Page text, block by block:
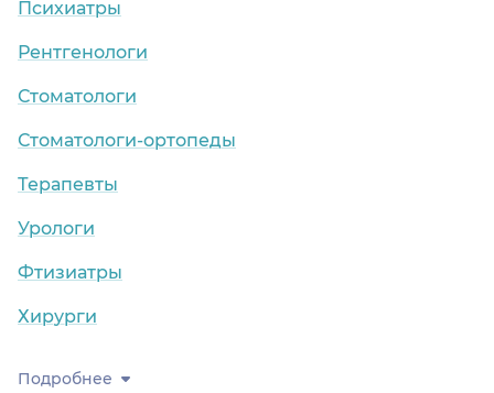
Психиатры
Рентгенологи
Стоматологи
Стоматологи-ортопеды
Терапевты
Урологи
Фтизиатры
Хирурги
Подробнее